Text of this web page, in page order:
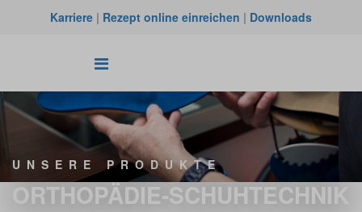
Karriere | Rezept online einreichen | Downloads
UNSERE PRODUKTE
ORTHOPÄDIE-SCHUHTECHNIK